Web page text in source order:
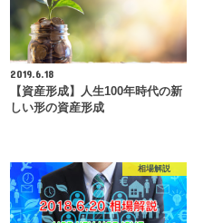
2019.6.18
【資産形成】人生100年時代の新
しい形の資産形成
相場解説